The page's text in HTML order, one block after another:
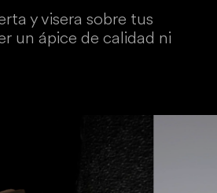
y visera sobre tus
un ápice de calidad ni